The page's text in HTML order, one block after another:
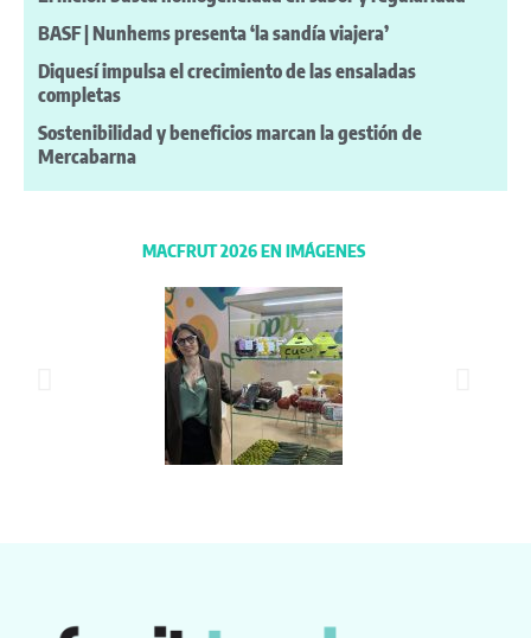
BASF | Nunhems presenta ‘la sandía viajera’
Diquesí impulsa el crecimiento de las ensaladas
completas
Sostenibilidad y beneficios marcan la gestión de
Mercabarna
MACFRUT 2026 EN IMÁGENES